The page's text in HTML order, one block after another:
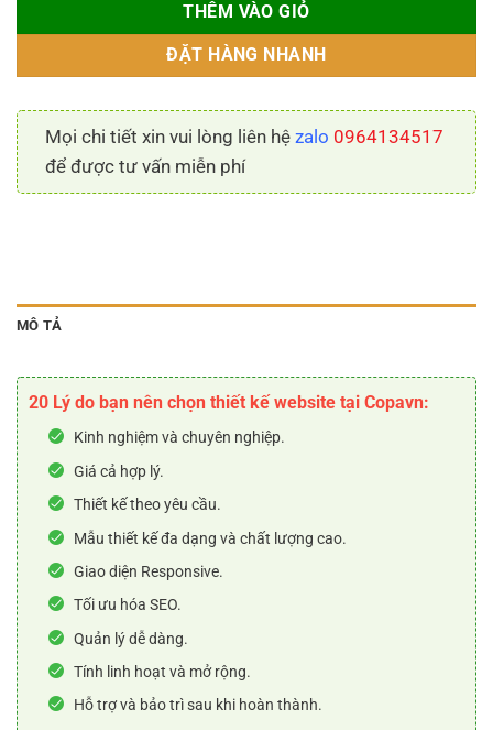
THÊM VÀO GIỎ
ĐẶT HÀNG NHANH
Mọi chi tiết xin vui lòng liên hệ zalo 0964134517
để được tư vấn miễn phí
MÔ TẢ
20 Lý do bạn nên chọn thiết kế website tại Copavn:
Kinh nghiệm và chuyên nghiệp.
Giá cả hợp lý.
Thiết kế theo yêu cầu.
Mẫu thiết kế đa dạng và chất lượng cao.
Giao diện Responsive.
Tối ưu hóa SEO.
Quản lý dễ dàng.
Tính linh hoạt và mở rộng.
Hỗ trợ và bảo trì sau khi hoàn thành.